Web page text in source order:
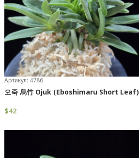
Артикул: 4786
오죽 烏竹 Ojuk (Eboshimaru Short Leaf)
$42